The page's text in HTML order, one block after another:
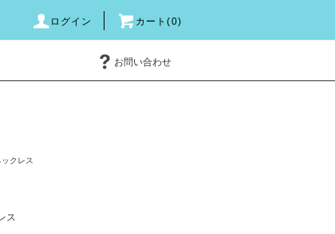
ログイン カート(0)
お問い合わせ
ックレス
ス